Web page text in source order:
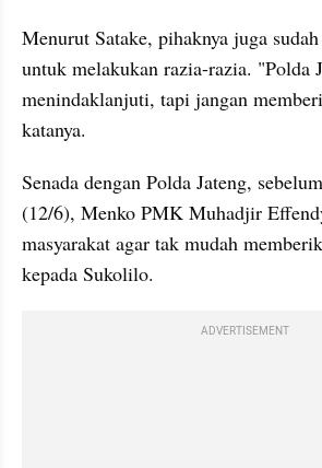
Menurut Satake, pihaknya juga
untuk melakukan razia-razia. "Polda
menindaklanjuti, tapi jangan
katanya.
Senada dengan Polda Jateng,
(12/6), Menko PMK Muhadjir
masyarakat agar tak mudah
kepada Sukolilo.
ADVERTISEMENT